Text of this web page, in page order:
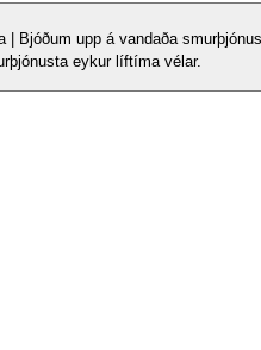
| Bjóðum upp á vandaða
eykur líftíma vélar.